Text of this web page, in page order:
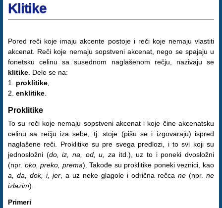
Klitike
Pored reči koje imaju akcente postoje i reči koje nemaju vlastiti
akcenat. Reči koje nemaju sopstveni akcenat, nego se spajaju u
fonetsku celinu sa susednom naglašenom rečju, nazivaju se
klitike . Dele se na:
1. proklitike
2. enklitike
Proklitike
To su reči koje nemaju sopstveni akcenat i koje čine akcenatsku
celinu sa rečju iza sebe, tj. stoje (pišu se i izgovaraju) ispred
naglašene reči. Proklitike su pre svega predlozi, i to svi koji su
jednosložni (do, iz, na, od, u, za itd.), uz to i poneki dvosložni
(npr. oko, preko, prema). Takođe su proklitike poneki veznici, kao
a, da, dok, i, jer , a uz neke glagole i odrična rečca ne (npr. ne
izlazim).
Primeri